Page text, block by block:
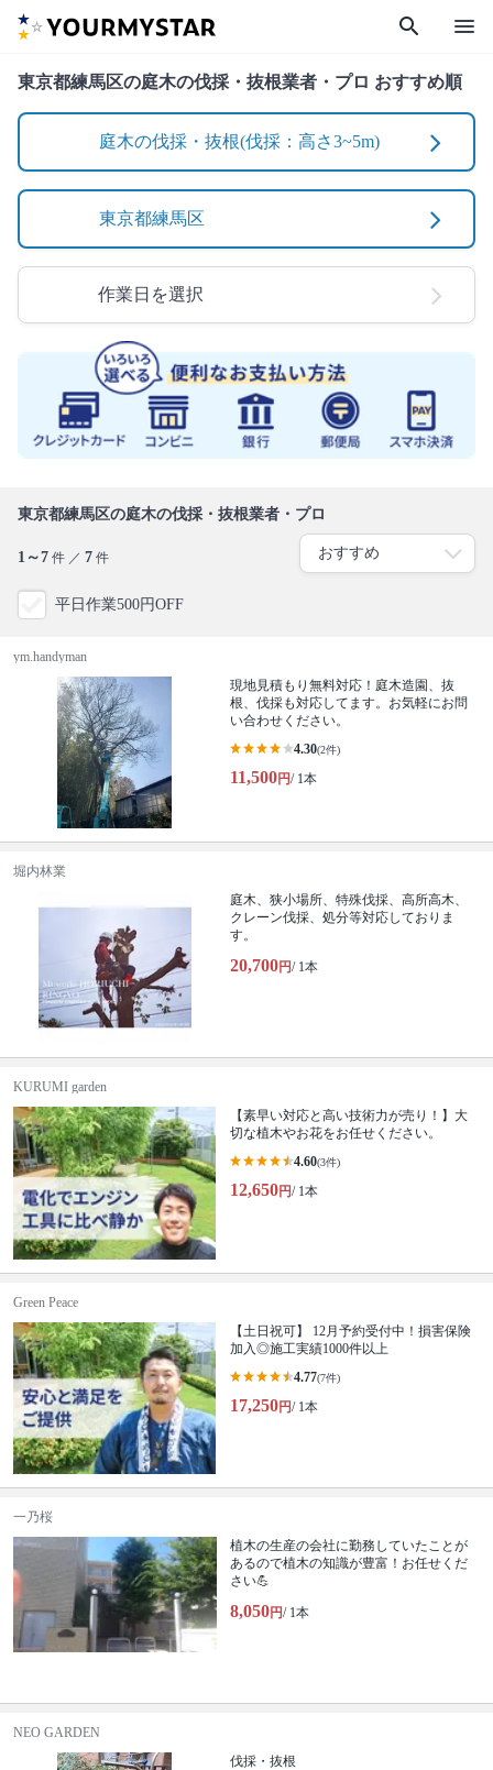
search menu
東京都練馬区の庭木の伐採・抜根業者・プロ おすすめ順
庭木の伐採・抜根(伐採：高さ3~5m)
東京都練馬区
作業日を選択
東京都練馬区の庭木の伐採・抜根業者・プロ
1～7 件 ／ 7 件
平日作業500円OFF
ym.handyman
現地見積もり無料対応！庭木造園、抜
根、伐採も対応してます。お気軽にお問
い合わせください。
4.30(2件)
11,500円/ 1本
堀内林業
庭木、狭小場所、特殊伐採、高所高木、
クレーン伐採、処分等対応しておりま
す。
20,700円/ 1本
KURUMI garden
【素早い対応と高い技術力が売り！】大
切な植木やお花をお任せください。
4.60(3件)
12,650円/ 1本
Green Peace
【土日祝可】 12月予約受付中！損害保険
加入◎施工実績1000件以上
4.77(7件)
17,250円/ 1本
一乃桜
植木の生産の会社に勤務していたことが
あるので植木の知識が豊富！お任せくだ
さい💪
8,050円/ 1本
NEO GARDEN
伐採・抜根